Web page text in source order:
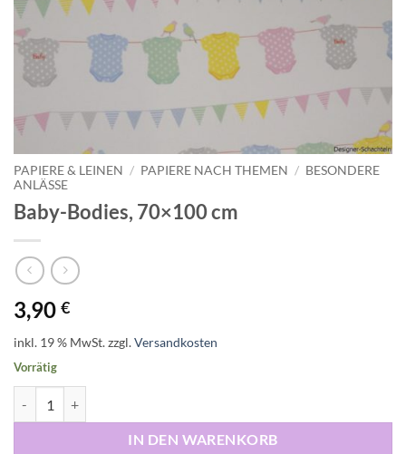
PAPIERE & LEINEN / PAPIERE NACH THEMEN / BESONDERE
ANLÄSSE
Baby-Bodies, 70×100 cm
3,90 €
inkl. 19 % MwSt.zzgl.Versandkosten
Vorrätig
IN DEN WARENKORB